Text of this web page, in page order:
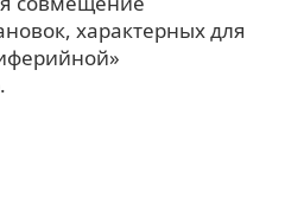
характерных для